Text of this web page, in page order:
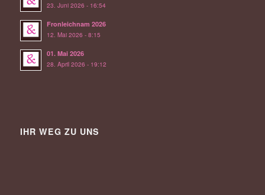
23. Juni 2026 - 16:54
Fronleichnam 2026
12. Mai 2026 - 8:15
01. Mai 2026
28. April 2026 - 19:12
IHR WEG ZU UNS